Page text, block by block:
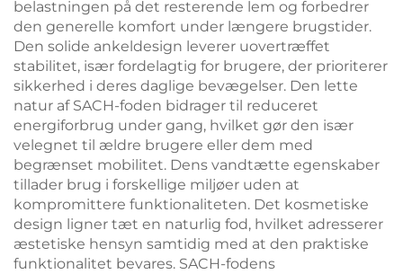
belastningen på det resterende lem og forbedrer
den generelle komfort under længere brugstider.
Den solide ankeldesign leverer uovertræffet
stabilitet, især fordelagtig for brugere, der prioriterer
sikkerhed i deres daglige bevægelser. Den lette
natur af SACH-foden bidrager til reduceret
energiforbrug under gang, hvilket gør den især
velegnet til ældre brugere eller dem med
begrænset mobilitet. Dens vandtætte egenskaber
tillader brug i forskellige miljøer uden at
kompromittere funktionaliteten. Det kosmetiske
design ligner tæt en naturlig fod, hvilket adresserer
æstetiske hensyn samtidig med at den praktiske
funktionalitet bevares. SACH-fodens